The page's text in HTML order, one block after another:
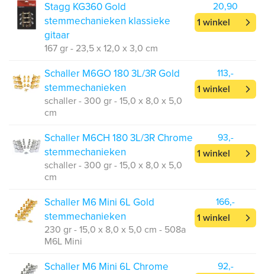
Stagg KG360 Gold
stemmechanieken klassieke
gitaar
167 gr - 23,5 x 12,0 x 3,0 cm
20,90
1 winkel
Schaller M6GO 180 3L/3R Gold
stemmechanieken
schaller - 300 gr - 15,0 x 8,0 x 5,0
cm
113,-
1 winkel
Schaller M6CH 180 3L/3R Chrome
stemmechanieken
schaller - 300 gr - 15,0 x 8,0 x 5,0
cm
93,-
1 winkel
Schaller M6 Mini 6L Gold
stemmechanieken
230 gr - 15,0 x 8,0 x 5,0 cm - 508a
M6L Mini
166,-
1 winkel
Schaller M6 Mini 6L Chrome
92,-